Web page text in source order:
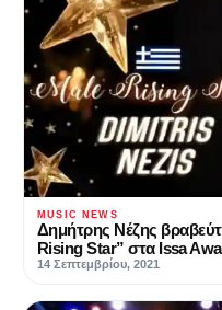
MUSIC NEWS
Δημήτρης Νέζης
Rising Star” στα Issa
14 Σεπτεμβρίου, 2021